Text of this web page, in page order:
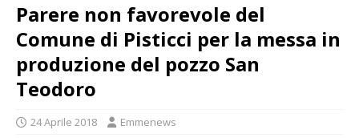
Parere non favorevole del
Comune di Pisticci per la messa in
produzione del pozzo San
Teodoro
24 Aprile 2018 Emmenews